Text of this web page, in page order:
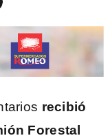
recibió
Forestal